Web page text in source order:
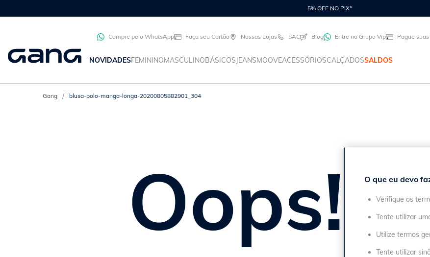
5% OFF NO PIX*
Compre pelo WhatsApp Faça seu Cartão Nossas Lojas SAC Blog Entre no Grupo Vip Pague
NOVIDADESFEMININOMASCULINOBÁSICOSJEANSMOOVEACESSÓRIOSCALÇADOSSALDOS
blusa-polo-manga-longa-20200805882901_304
Oops! O que eu devo
Verifique os
Tente utilizar
Utilize termos
Tente utilizar